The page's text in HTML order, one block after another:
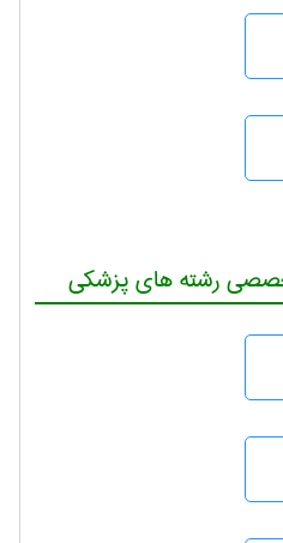
رشته های پزشکی